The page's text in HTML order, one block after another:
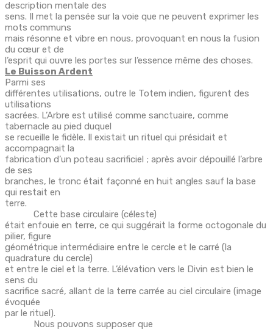
description mentale des
sens. Il met la pensée sur la voie que ne peuvent exprimer les
mots communs
mais résonne et vibre en nous, provoquant en nous la fusion
du cœur et de
l’esprit qui ouvre les portes sur l’essence même des choses.
Le Buisson Ardent
Parmi ses
différentes utilisations, outre le Totem indien, figurent des
utilisations
sacrées. L’Arbre est utilisé comme sanctuaire, comme
tabernacle au pied duquel
se recueille le fidèle. Il existait un rituel qui présidait et
accompagnait la
fabrication d’un poteau sacrificiel ; après avoir dépouillé l’arbre
de ses
branches, le tronc était façonné en huit angles sauf la base
qui restait en
terre.
Cette base circulaire (céleste)
était enfouie en terre, ce qui suggérait la forme octogonale du
pilier, figure
géométrique intermédiaire entre le cercle et le carré (la
quadrature du cercle)
et entre le ciel et la terre. L’élévation vers le Divin est bien le
sens du
sacrifice sacré, allant de la terre carrée au ciel circulaire (image
évoquée
par le rituel).
Nous pouvons supposer que